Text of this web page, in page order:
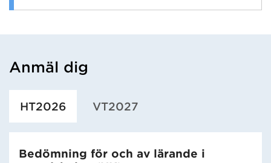
Anmäl dig
HT2026 VT2027
Bedömning för och av lärande i